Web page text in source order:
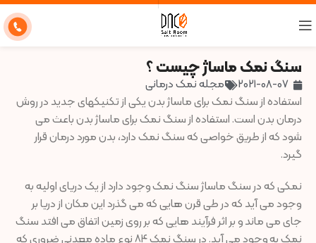
سنگ نمک ماساژ چیست ؟
2021-08-07
مجله نمک درمانی
استفاده از سنگ نمک برای ماساژ بدن یکی از تکنیکهای جدید در روش
درمان بدن است. استفاده از سنگ نمک برای ماساژ بدن باعث می
شود که از طریق خواصی که سنگ نمک دارد، بدن مورد درمان قرار
گیرد.
نمکی که در سنگ ماساژ سنگ نمک وجود دارد از یک دریای اولیه به
وجود می آید که در طی قرن هایی که می گذرد این مکان از دریا بر
جای می ماند و بر اثر فرآیند هایی که بر روی زمین اتفاق می افتد سنگ
نمک به وجود می آید. در سنگ نمک ۸۴ نوع ماده معدنی ضروری که